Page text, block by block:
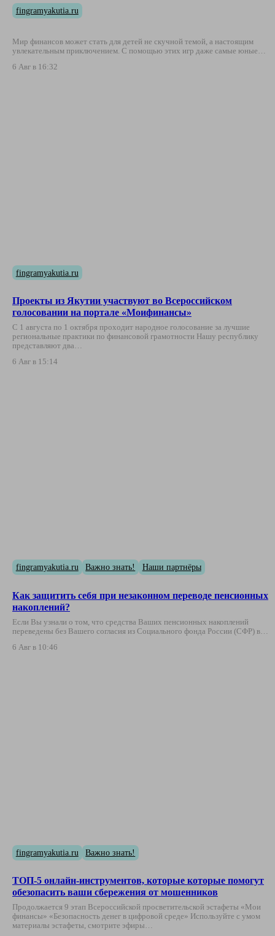
fingramyakutia.ru
Мир финансов может стать для детей не скучной темой, а настоящим
увлекательным приключением. С помощью этих игр даже самые юные…
6 Авг в 16:32
fingramyakutia.ru
Проекты из Якутии участвуют во Всероссийском
голосовании на портале «Моифинансы»
С 1 августа по 1 октября проходит народное голосование за лучшие
региональные практики по финансовой грамотности Нашу республику
представляют два…
6 Авг в 15:14
fingramyakutia.ru Важно знать! Наши партнёры
Как защитить себя при незаконном переводе пенсионных
накоплений?
Если Вы узнали о том, что средства Ваших пенсионных накоплений
переведены без Вашего согласия из Социального фонда России (СФР) в…
6 Авг в 10:46
fingramyakutia.ru Важно знать!
ТОП-5 онлайн-инструментов, которые которые помогут
обезопасить ваши сбережения от мошенников
Продолжается 9 этап Всероссийской просветительской эстафеты «Мои
финансы» «Безопасность денег в цифровой среде» Используйте с умом
материалы эстафеты, смотрите эфиры…